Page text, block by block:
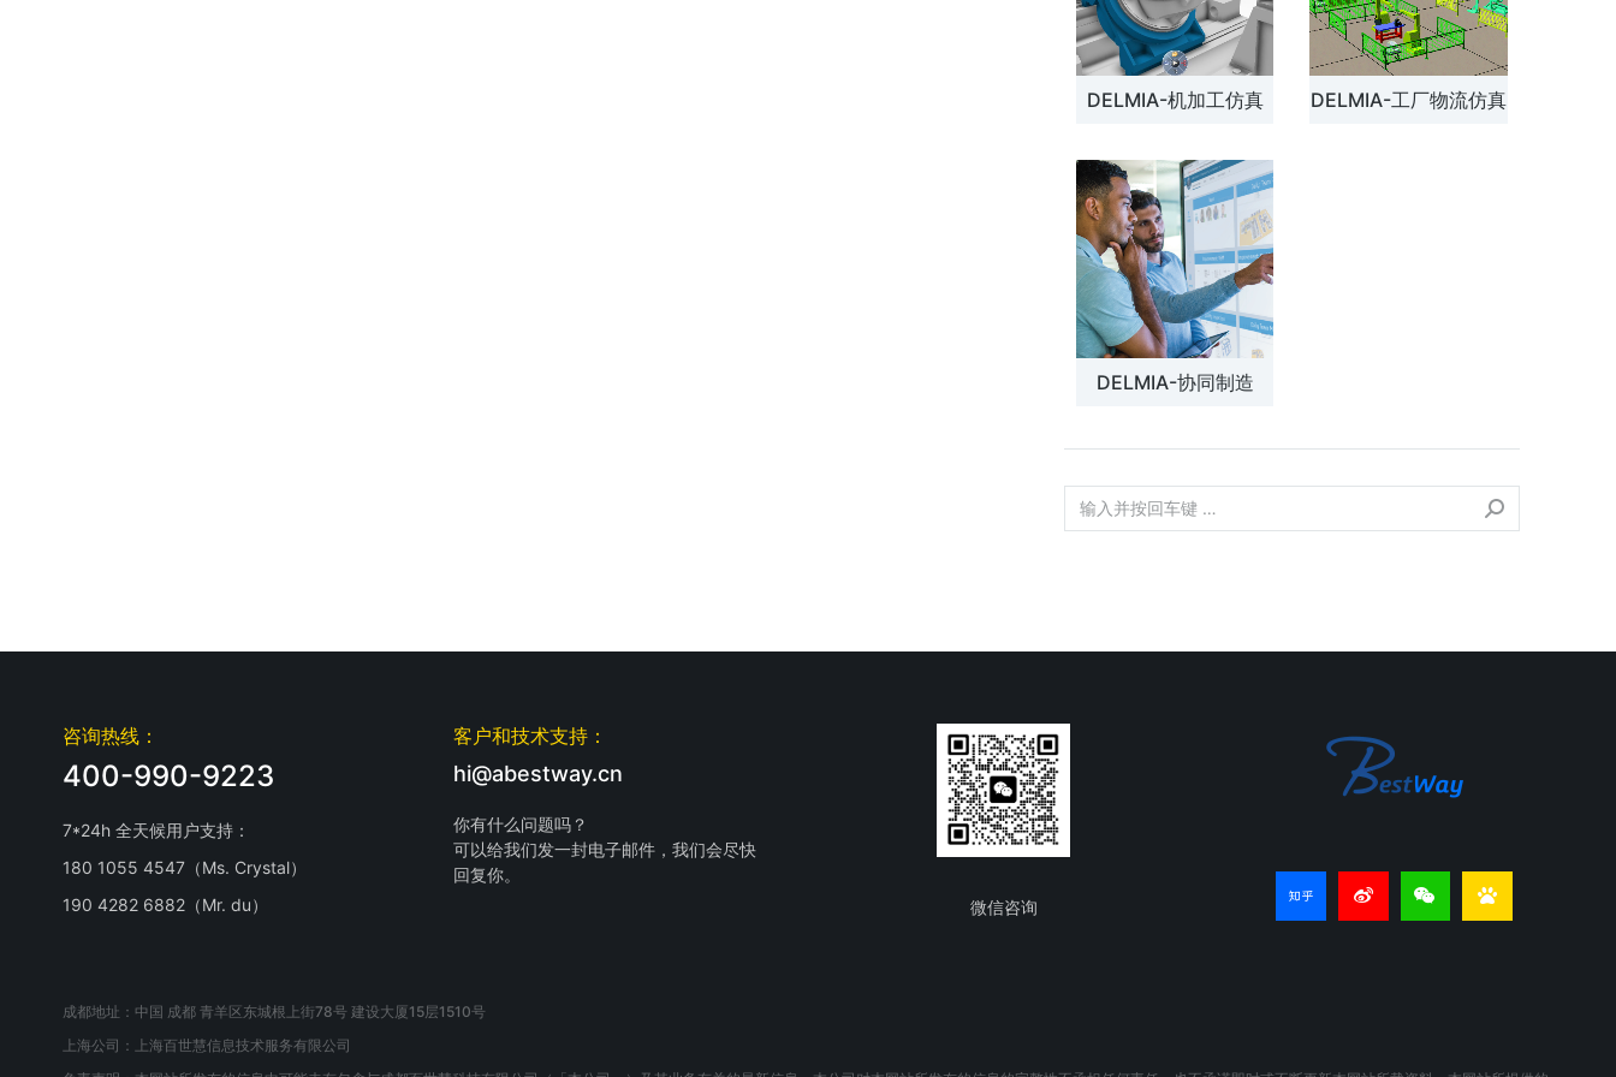
DELMIA-机加工仿真 DELMIA-工厂物流仿真
DELMIA-协同制造
咨询热线：
400-990-9223
7*24h 全天候用户支持：
180 1055 4547（Ms. Crystal）
190 4282 6882（Mr. du）
客户和技术支持：
hi@abestway.cn
你有什么问题吗？
可以给我们发一封电子邮件，我们会尽快
回复你。
微信咨询
成都地址：中国 成都 青羊区东城根上街78号 建设大厦15层1510号
上海公司：上海百世慧信息技术服务有限公司